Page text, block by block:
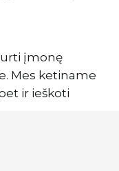
įmonę
Mes ketiname
ir ieškoti